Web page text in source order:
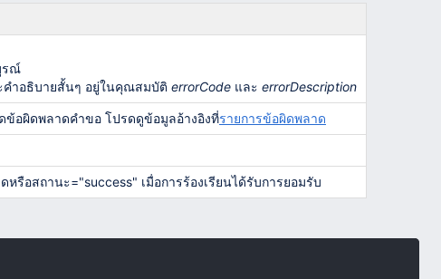
รณ์
ำอธิบายสั้นๆ อยู่ในคุณสมบัติ errorCode และ errorDescription
ข้อผิดพลาดคำขอ โปรดดูข้อมูลอ้างอิงที่รายการข้อผิดพลาด
รือสถานะ="success" เมื่อการร้องเรียนได้รับการยอมรับ